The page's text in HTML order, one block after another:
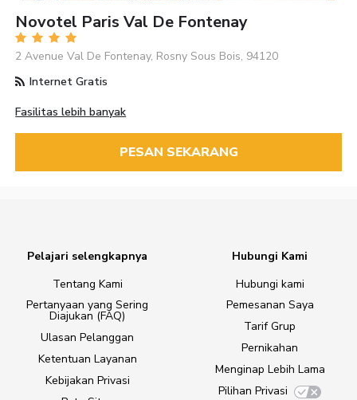
Novotel Paris Val De Fontenay
2 Avenue Val De Fontenay, Rosny Sous Bois, 94120
Internet Gratis
Fasilitas lebih banyak
PESAN SEKARANG
Pelajari selengkapnya
Tentang Kami
Pertanyaan yang Sering
Diajukan (FAQ)
Ulasan Pelanggan
Ketentuan Layanan
Kebijakan Privasi
Hubungi Kami
Hubungi kami
Pemesanan Saya
Tarif Grup
Pernikahan
Menginap Lebih Lama
Pilihan Privasi